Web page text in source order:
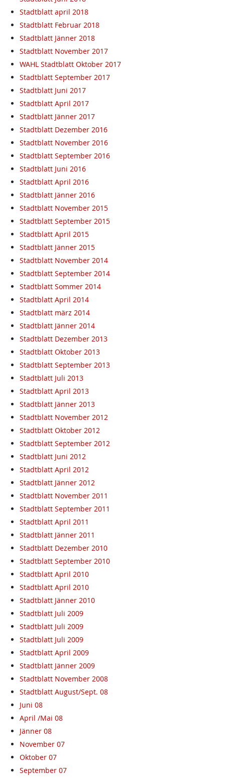
Stadtblatt april 2018
Stadtblatt Februar 2018
Stadtblatt Jänner 2018
Stadtblatt November 2017
WAHL Stadtblatt Oktober 2017
Stadtblatt September 2017
Stadtblatt Juni 2017
Stadtblatt April 2017
Stadtblatt Jänner 2017
Stadtblatt Dezember 2016
Stadtblatt November 2016
Stadtblatt September 2016
Stadtblatt Juni 2016
Stadtblatt April 2016
Stadtblatt Jänner 2016
Stadtblatt November 2015
Stadtblatt September 2015
Stadtblatt April 2015
Stadtblatt Jänner 2015
Stadtblatt November 2014
Stadtblatt September 2014
Stadtblatt Sommer 2014
Stadtblatt April 2014
Stadtblatt märz 2014
Stadtblatt Jänner 2014
Stadtblatt Dezember 2013
Stadtblatt Oktober 2013
Stadtblatt September 2013
Stadtblatt Juli 2013
Stadtblatt April 2013
Stadtblatt Jänner 2013
Stadtblatt November 2012
Stadtblatt Oktober 2012
Stadtblatt September 2012
Stadtblatt Juni 2012
Stadtblatt April 2012
Stadtblatt Jänner 2012
Stadtblatt November 2011
Stadtblatt September 2011
Stadtblatt April 2011
Stadtblatt Jänner 2011
Stadtblatt Dezember 2010
Stadtblatt September 2010
Stadtblatt April 2010
Stadtblatt April 2010
Stadtblatt Jänner 2010
Stadtblatt Juli 2009
Stadtblatt Juli 2009
Stadtblatt Juli 2009
Stadtblatt April 2009
Stadtblatt Jänner 2009
Stadtblatt November 2008
Stadtblatt August/Sept. 08
Juni 08
April /Mai 08
Jänner 08
November 07
Oktober 07
September 07